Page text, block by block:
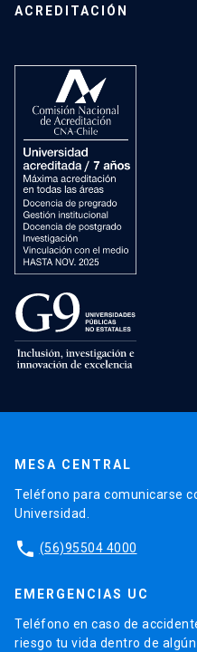
ACREDITACIÓN
MESA CENTRAL
Teléfono para comunicarse
Universidad.
phone (56)95504 4000
EMERGENCIAS UC
Teléfono en caso de
riesgo tu vida dentro de